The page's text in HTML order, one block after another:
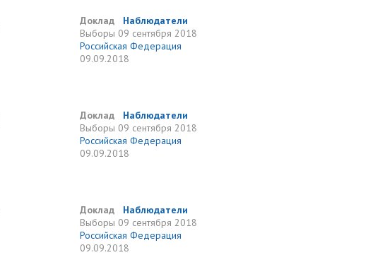
Доклад
Наблюдатели
Выборы 09 сентября 2018
Российская Федерация
09.09.2018
Доклад
Наблюдатели
Выборы 09 сентября 2018
Российская Федерация
09.09.2018
Доклад
Наблюдатели
Выборы 09 сентября 2018
Российская Федерация
09.09.2018